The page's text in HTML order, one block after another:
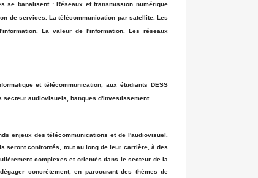
se banalisent : Réseaux et transmission numérique
de services. La télécommunication par satellite. Les
La valeur de l'information. Les réseaux
et télécommunication, aux étudiants DESS
audiovisuels, banques d'investissement.
enjeux des télécommunications et de l'audiovisuel.
seront confrontés, tout au long de leur carrière, à des
complexes et orientés dans le secteur de la
concrètement, en parcourant des thèmes de